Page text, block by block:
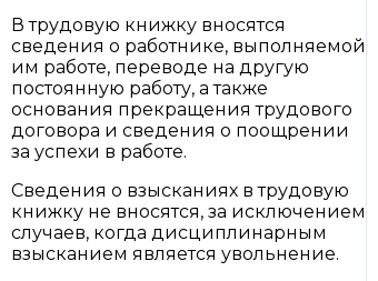
В трудовую книжку вносятся
сведения о работнике, выполняемой
им работе, переводе на другую
постоянную работу, а также
основания прекращения трудового
договора и сведения о поощрении
за успехи в работе.
Сведения о взысканиях в трудовую
книжку не вносятся, за исключением
случаев, когда дисциплинарным
взысканием является увольнение.